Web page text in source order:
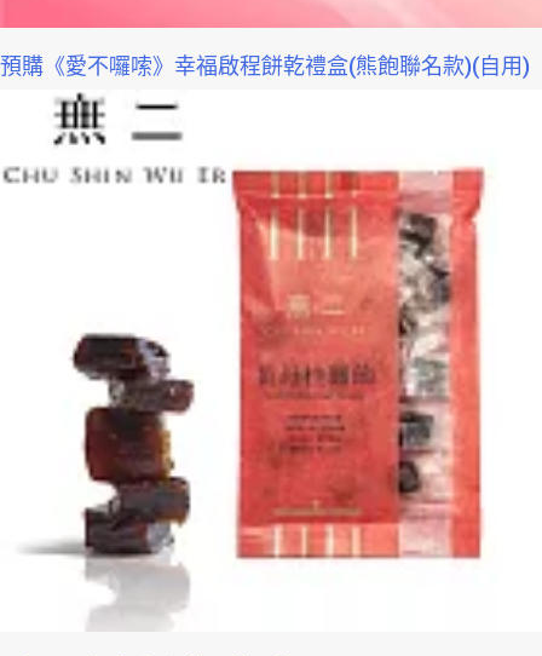
預購《愛不囉嗦》幸福啟程餅乾禮盒(熊飽聯名款)(自用)